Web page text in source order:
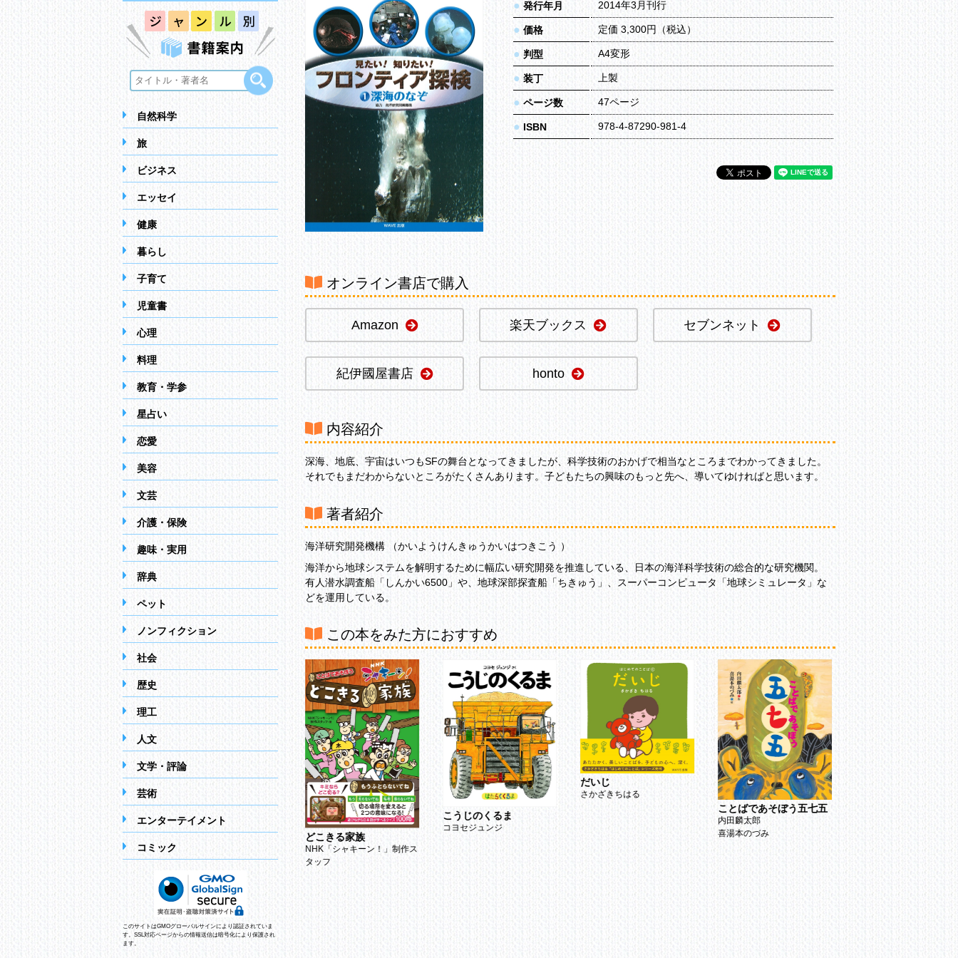
自然科学
旅
ビジネス
エッセイ
健康
暮らし
子育て
児童書
心理
料理
教育・学参
星占い
恋愛
美容
文芸
介護・保険
趣味・実用
辞典
ペット
ノンフィクション
社会
歴史
理工
人文
文学・評論
芸術
エンターテイメント
コミック
このサイトはGMOグローバルサインにより認証されていま
す。SSL対応ページからの情報送信は暗号化により保護され
ます。
● 発行年月 2014年3月刊行
● 価格 定価 3,300円（税込）
● 判型 A4変形
● 装丁 上製
● ページ数 47ページ
● ISBN 978-4-87290-981-4
オンライン書店で購入
Amazon 楽天ブックス セブンネット
紀伊國屋書店 honto
内容紹介
深海、地底、宇宙はいつもSFの舞台となってきましたが、科学技術のおかげで相当なところまでわかってきました。
それでもまだわからないところがたくさんあります。子どもたちの興味のもっと先へ、導いてゆければと思います。
著者紹介
海洋研究開発機構 （かいようけんきゅうかいはつきこう ）
海洋から地球システムを解明するために幅広い研究開発を推進している、日本の海洋科学技術の総合的な研究機関。
有人潜水調査船「しんかい6500」や、地球深部探査船「ちきゅう」、スーパーコンピュータ「地球シミュレータ」な
どを運用している。
この本をみた方におすすめ
ずっと
ゴリラでたまご
内田麟太郎
日隈みさき
どこきる家族
NHK「シャキーン！」制作ス
タッフ
こうじのくるま
コヨセジュンジ
だいじ
さかざきちはる
ことばであそぼう五七五
内田麟太郎
喜湯本のづみ
りんご ぽとん